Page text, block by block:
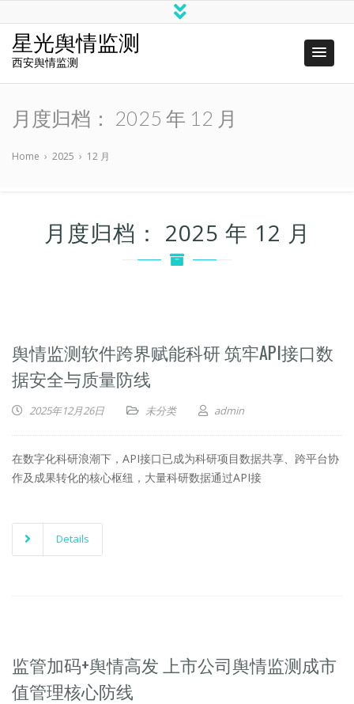
星光舆情监测
西安舆情监测
月度归档： 2025 年 12 月
Home › 2025 › 12 月
月度归档： 2025 年 12 月
舆情监测软件跨界赋能科研 筑牢API接口数
据安全与质量防线
2025年12月26日 未分类 admin
在数字化科研浪潮下，API接口已成为科研项目数据共享、跨平台协
作及成果转化的核心枢纽，大量科研数据通过API接
Details
监管加码+舆情高发 上市公司舆情监测成市
值管理核心防线